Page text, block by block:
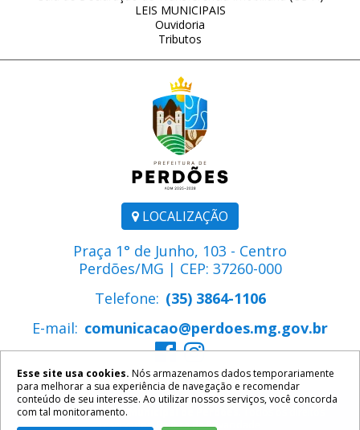
LOCALIZAÇÃO
Praça 1° de Junho, 103 - Centro
Perdões/MG | CEP: 37260-000
Telefone: (35) 3864-1106
E-mail: comunicacao@perdoes.mg.gov.br
LEIS MUNICIPAIS
Ouvidoria
Tributos
2026 ©Prefeitura Municipal de Perdões
reservados. Política de Privacidade
Esse site usa cookies. Nós armazenamos dados temporariamente
para melhorar a sua experiência de navegação e recomendar
conteúdo de seu interesse. Ao utilizar nossos serviços, você concorda
com tal monitoramento.